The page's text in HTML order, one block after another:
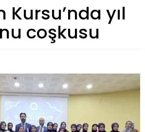
Kursu’nda yıl
coşkusu